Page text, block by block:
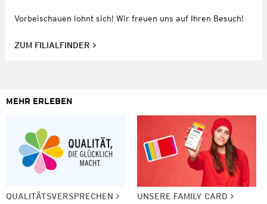
Vorbeischauen lohnt sich! Wir freuen uns auf Ihren Besuch!
ZUM FILIALFINDER
MEHR ERLEBEN
QUALITÄTSVERSPRECHEN UNSERE FAMILY CARD